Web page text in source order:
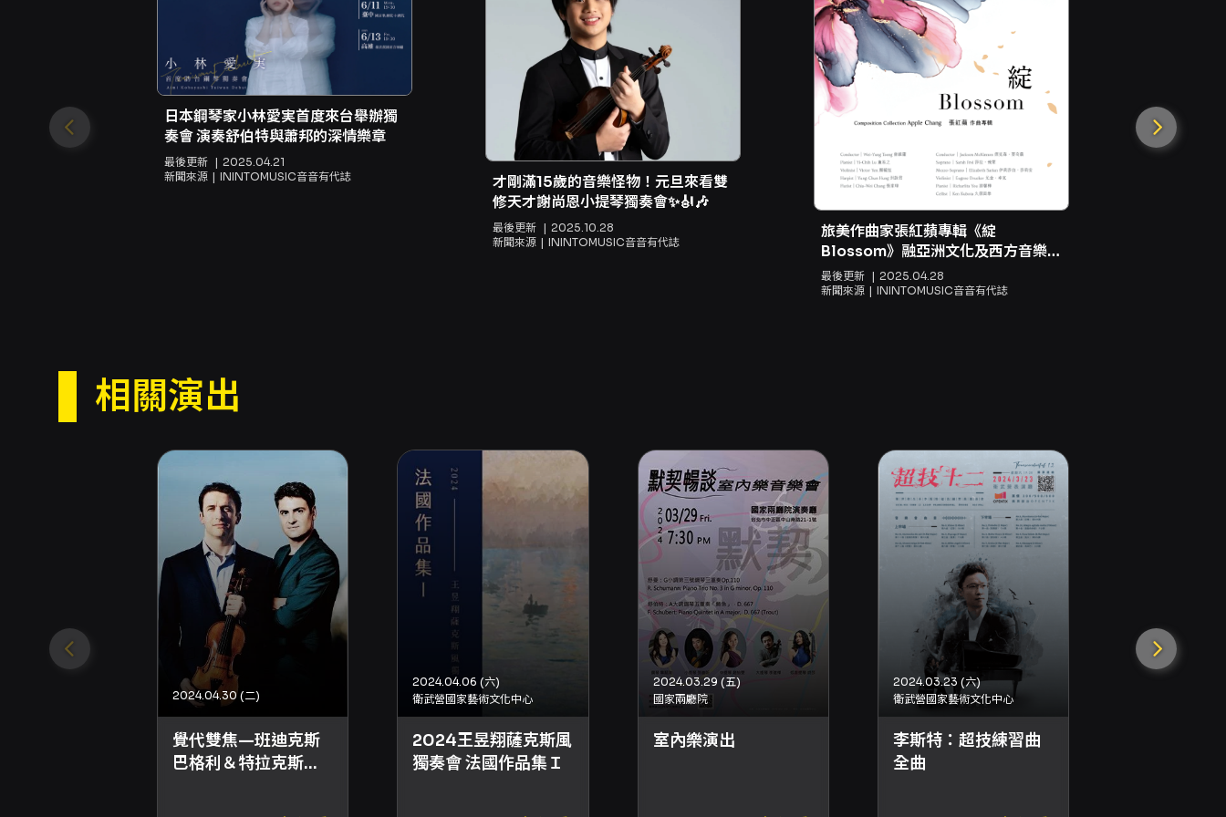
日本鋼琴家小林愛実首度來台舉辦獨
奏會 演奏舒伯特與蕭邦的深情樂章
最後更新
2025.04.21
新聞來源
ININTOMUSIC音音有代誌
才剛滿15歲的音樂怪物！元旦來看雙
修天才謝尚恩小提琴獨奏會✨🎻🎶
最後更新
2025.10.28
新聞來源
ININTOMUSIC音音有代誌
旅美作曲家張紅蘋專輯《綻
Blossom》融亞洲文化及西方音樂底
蘊，為臺灣古典音樂注入新聲
最後更新
2025.04.28
新聞來源
ININTOMUSIC音音有代誌
白菜愛聽
相關演出
2024.04.30 (二)
覺代雙焦—班迪克斯
巴格利＆特拉克斯勒
2024.04.06 (六)
衛武營國家藝術文化中心
2024王昱翔薩克斯風
獨奏會 法國作品集Ｉ
2024.03.29 (五)
國家兩廳院
室內樂演出
2024.03.23 (六)
衛武營國家藝術文化中心
李斯特：超技練習曲
全曲